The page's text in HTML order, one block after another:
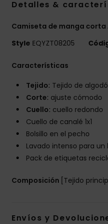
Detalles &
Camiseta de manga corta
Style EQYZT08205
Características
Tejido: Tejido de
Corte: ajuste cómodo
Cuello: cuello redondo
Cuello de canalé 1x1
Bolsillo en el pecho
Lavado intenso para un
Pack de etiquetas
Composición [Tejido
Envíos y